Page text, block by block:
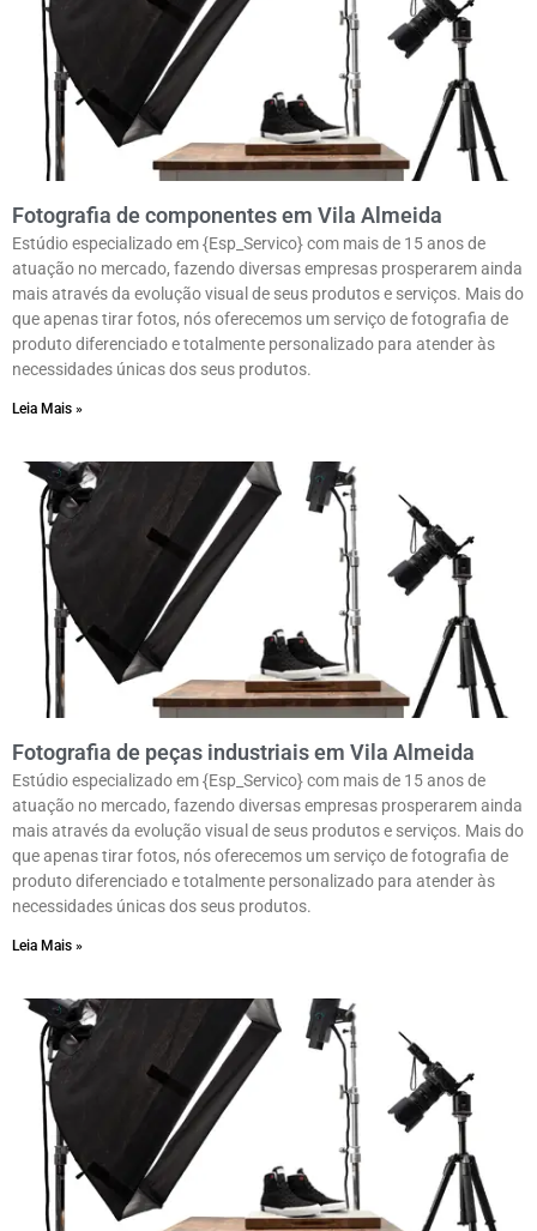
Fotografia de componentes em Vila Almeida
Estúdio especializado em {Esp_Servico} com mais de 15 anos de
atuação no mercado, fazendo diversas empresas prosperarem ainda
mais através da evolução visual de seus produtos e serviços. Mais do
que apenas tirar fotos, nós oferecemos um serviço de fotografia de
produto diferenciado e totalmente personalizado para atender às
necessidades únicas dos seus produtos.
Leia Mais »
Fotografia de peças industriais em Vila Almeida
Estúdio especializado em {Esp_Servico} com mais de 15 anos de
atuação no mercado, fazendo diversas empresas prosperarem ainda
mais através da evolução visual de seus produtos e serviços. Mais do
que apenas tirar fotos, nós oferecemos um serviço de fotografia de
produto diferenciado e totalmente personalizado para atender às
necessidades únicas dos seus produtos.
Leia Mais »